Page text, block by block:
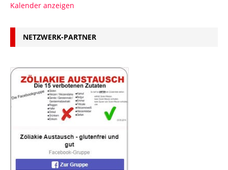
Kalender anzeigen
NETZWERK-PARTNER